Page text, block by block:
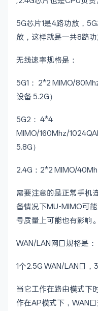
5G芯片1是4路功放，
放，这样就是一共8路功
无线速率规格是：
5G1： 2*2 MIMO/
设备 5.2G）
5G2： 4*4
MIMO/160Mhz/
5.8G）
2.4G：2*2 MIMO/
需要注意的是正常手机
备情况下MU-MIMO可
号质量上可能也有影响。
WAN/LAN网口规格是：
1个2.5G WAN/LAN口，
当它工作在路由模式下
作在AP模式下，WAN